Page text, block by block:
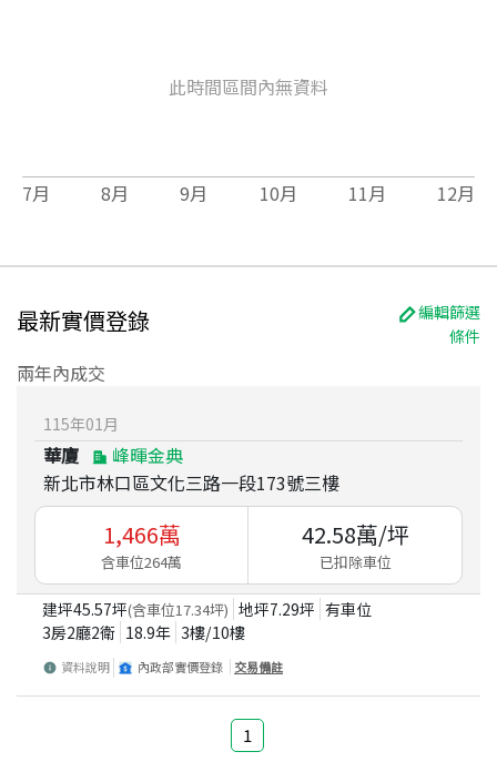
此時間區間內無資料
7月 8月 9月 10月 11月 12月
最新實價登錄
編輯篩選
條件
兩年內成交
115年01 月
華廈
峰暉金典
新北市林口區文化三路一段173號三樓
1,466萬
含車位264萬
42.58萬/坪
已扣除車位
建坪45.57坪(含車位17.34坪) 地坪7.29坪 有車位
3房2廳2衛 18.9年 3樓/10樓
資料說明 內政部實價登錄 交易備註
1